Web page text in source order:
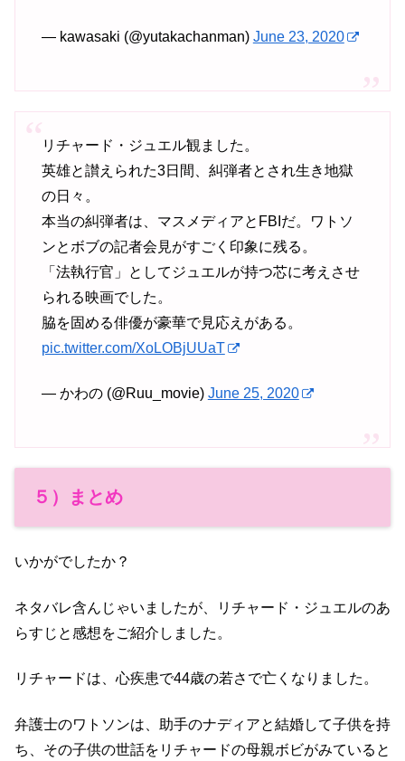
— kawasaki (@yutakachanman) June 23, 2020
リチャード・ジュエル観ました。
英雄と讃えられた3日間、糾弾者とされ生き地獄
の日々。
本当の糾弾者は、マスメディアとFBIだ。ワトソ
ンとボブの記者会見がすごく印象に残る。
「法執行官」としてジュエルが持つ芯に考えさせ
られる映画でした。
脇を固める俳優が豪華で見応えがある。
pic.twitter.com/XoLOBjUUaT
— かわの (@Ruu_movie) June 25, 2020
５）まとめ
いかがでしたか？
ネタバレ含んじゃいましたが、リチャード・ジュエルのあ
らすじと感想をご紹介しました。
リチャードは、心疾患で44歳の若さで亡くなりました。
弁護士のワトソンは、助手のナディアと結婚して子供を持
ち、その子供の世話をリチャードの母親ボビがみていると